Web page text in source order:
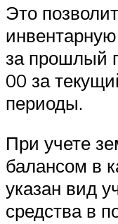
Это
инвентарную
за прошлый
00 за
периоды.
При учете
балансом в
указан вид
средства в